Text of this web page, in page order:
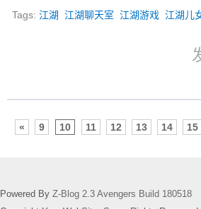
Tags:江湖 江湖聊天室 江湖游戏 江湖儿
« 9 10 11 12 13 14 15
Powered By Z-Blog 2.3 Avengers Build 180518